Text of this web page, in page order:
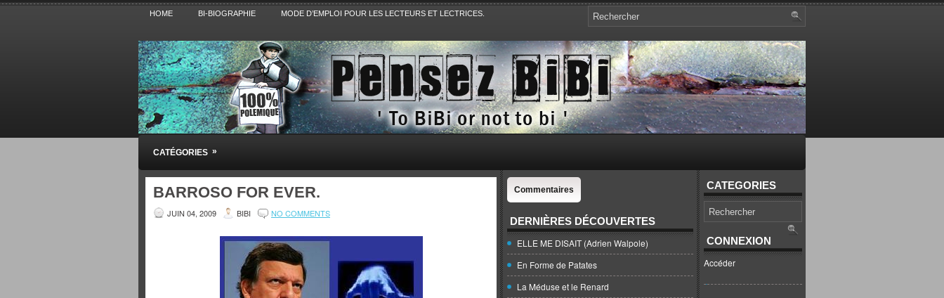
HOME BI-BIOGRAPHIE MODE D’EMPLOI POUR LES LECTEURS ET LECTRICES.
Pensez BiBi
Blog polémique sur l'Actualité, la Culture, la Politique, le Sport,. Avec Revue de presse et de blogs.
CATÉGORIES »
BARROSO FOR EVER.
JUIN 04, 2009 BIBI NO COMMENTS
Commentaires
DERNIÈRES DÉCOUVERTES
ELLE ME DISAIT (Adrien Walpole)
En Forme de Patates
La Méduse et le Renard
CATEGORIES
CONNEXION
Accéder